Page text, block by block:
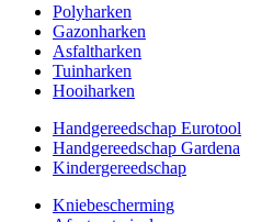
Polyharken
Gazonharken
Asfaltharken
Tuinharken
Hooiharken
Handgereedschap Eurotool
Handgereedschap Gardena
Kindergereedschap
Kniebescherming